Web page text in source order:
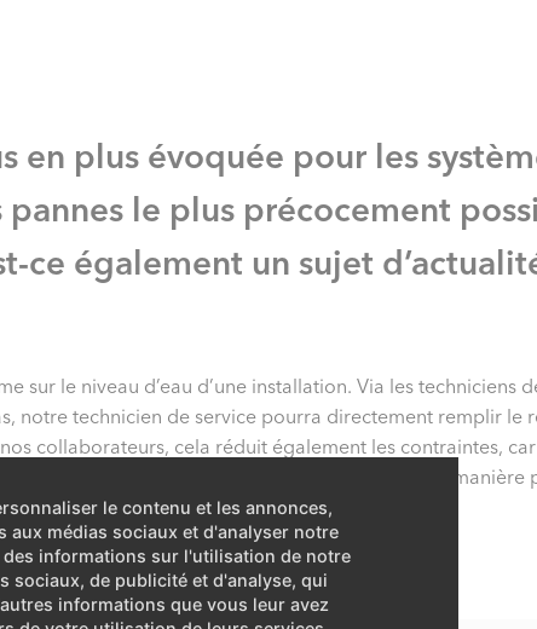
le contenu et les annonces,
médias sociaux et d'analyser notre
informations sur l'utilisation de notre
sociaux, de publicité et d'analyse, qui
informations que vous leur avez
en plus évoquée pour les
le plus précocement
ce également un sujet
le niveau d’eau d’une installation. Via les techniciens
notre technicien de service pourra directement remplir le
collaborateurs, cela réduit également les contraintes,
pouvons suivre et entretenir les installations de manière
avantage pour tous.